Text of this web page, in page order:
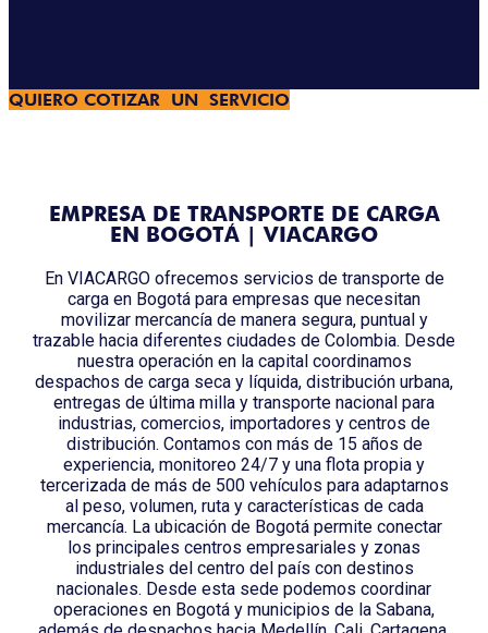
QUIERO COTIZAR UN SERVICIO
EMPRESA DE TRANSPORTE DE CARGA
EN BOGOTÁ | VIACARGO
En VIACARGO ofrecemos servicios de transporte de
carga en Bogotá para empresas que necesitan
movilizar mercancía de manera segura, puntual y
trazable hacia diferentes ciudades de Colombia. Desde
nuestra operación en la capital coordinamos
despachos de carga seca y líquida, distribución urbana,
entregas de última milla y transporte nacional para
industrias, comercios, importadores y centros de
distribución. Contamos con más de 15 años de
experiencia, monitoreo 24/7 y una flota propia y
tercerizada de más de 500 vehículos para adaptarnos
al peso, volumen, ruta y características de cada
mercancía. La ubicación de Bogotá permite conectar
los principales centros empresariales y zonas
industriales del centro del país con destinos
nacionales. Desde esta sede podemos coordinar
operaciones en Bogotá y municipios de la Sabana,